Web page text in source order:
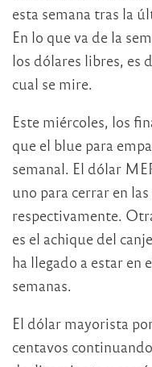
esta semana tras la
En lo que va de la
los dólares libres, es
cual se mire.
Este miércoles, los
que el blue para
semanal. El dólar
uno para cerrar en las
respectivamente.
es el achique del
ha llegado a estar en
semanas.
El dólar mayorista
centavos